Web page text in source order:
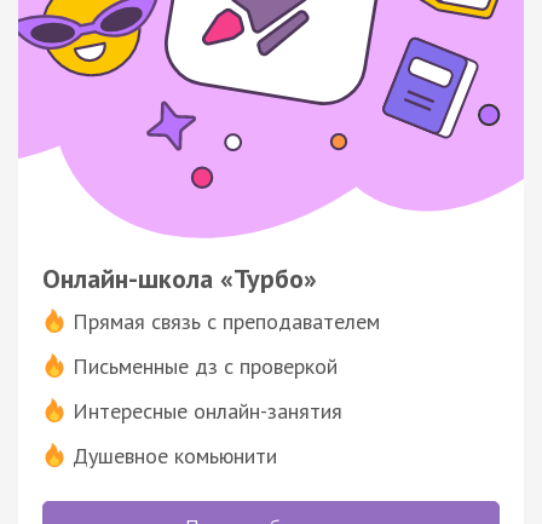
Онлайн-школа «Турбо»
Прямая связь с преподавателем
Письменные дз с проверкой
Интересные онлайн-занятия
Душевное комьюнити